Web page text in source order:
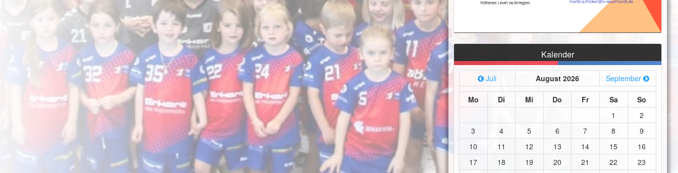
Kalender
Juli August 2026 September
Mo Di Mi Do Fr Sa
So
1
2
3
4 5 6 7 8
9
10
11 12 13 14 15
16
17
18 19 20 21 22
23